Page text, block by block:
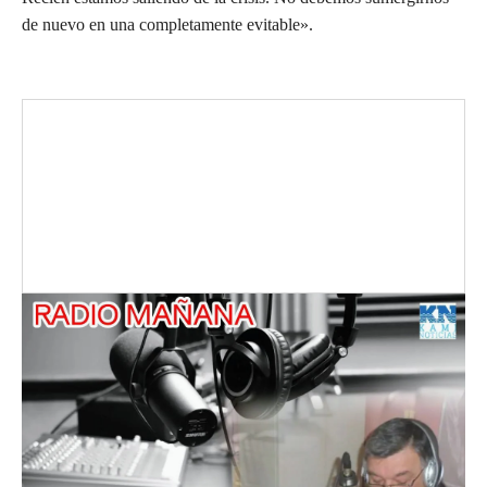
de nuevo en una completamente evitable».